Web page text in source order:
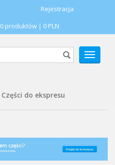
Rejestracja
0 produktów | 0 PLN
POKAŻ
MENU
Części do ekspresu